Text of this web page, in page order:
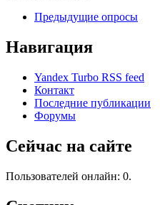
Предыдущие опросы
Навигация
Yandex Turbo RSS feed
Контакт
Последние публикации
Форумы
Сейчас на сайте
Пользователей онлайн: 0.